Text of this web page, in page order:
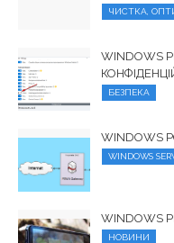
ЧИСТКА,
WINDOWS
БЕЗПЕКА
WINDOWS
WINDOWS
WINDOWS
НОВИНИ